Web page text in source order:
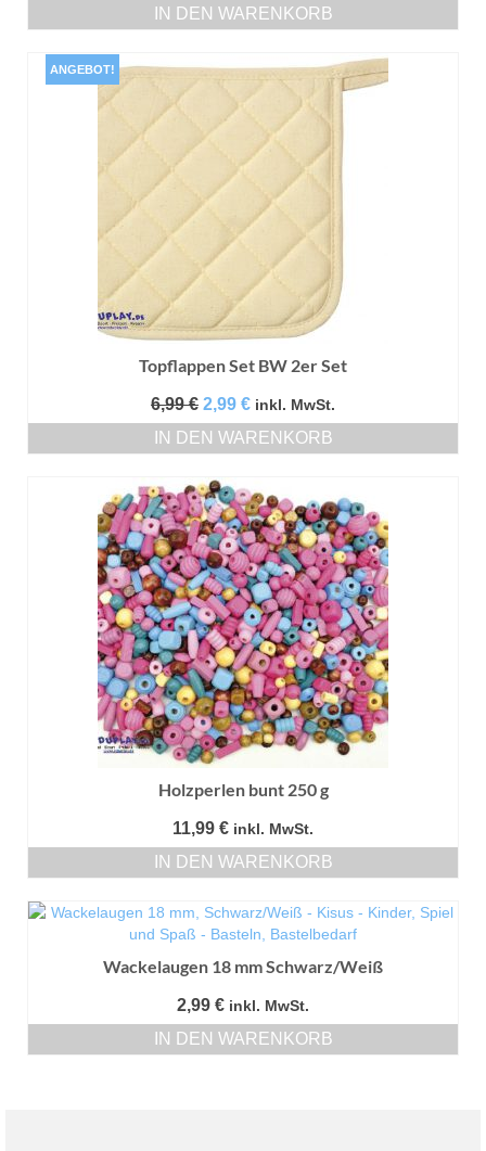
IN DEN WARENKORB
ANGEBOT!
Topflappen Set BW 2er Set
6,99€ Ursprünglicher
Preis
war:
2,99 €Aktueller
Preis
ist:
inkl. MwSt.
IN DEN WARENKORB
Holzperlen bunt 250 g
11,99 € inkl. MwSt.
IN DEN WARENKORB
Wackelaugen 18 mm Schwarz/Weiß
2,99 € inkl. MwSt.
IN DEN WARENKORB